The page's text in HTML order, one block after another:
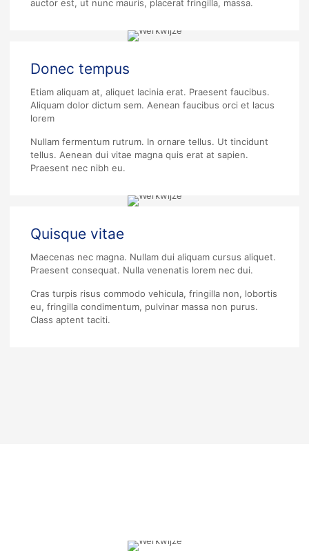
auctor est, ut nunc mauris, placerat fringilla, massa.
Donec tempus
Etiam aliquam at, aliquet lacinia erat. Praesent faucibus.
Aliquam dolor dictum sem. Aenean faucibus orci et lacus
lorem
Nullam fermentum rutrum. In ornare tellus. Ut tincidunt
tellus. Aenean dui vitae magna quis erat at sapien.
Praesent nec nibh eu.
Quisque vitae
Maecenas nec magna. Nullam dui aliquam cursus aliquet.
Praesent consequat. Nulla venenatis lorem nec dui.
Cras turpis risus commodo vehicula, fringilla non, lobortis
eu, fringilla condimentum, pulvinar massa non purus.
Class aptent taciti.